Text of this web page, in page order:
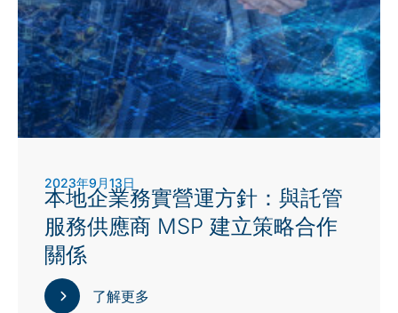
2023年9月13日
本地企業務實營運方針：與託管
服務供應商 MSP 建立策略合作
關係
了解更多